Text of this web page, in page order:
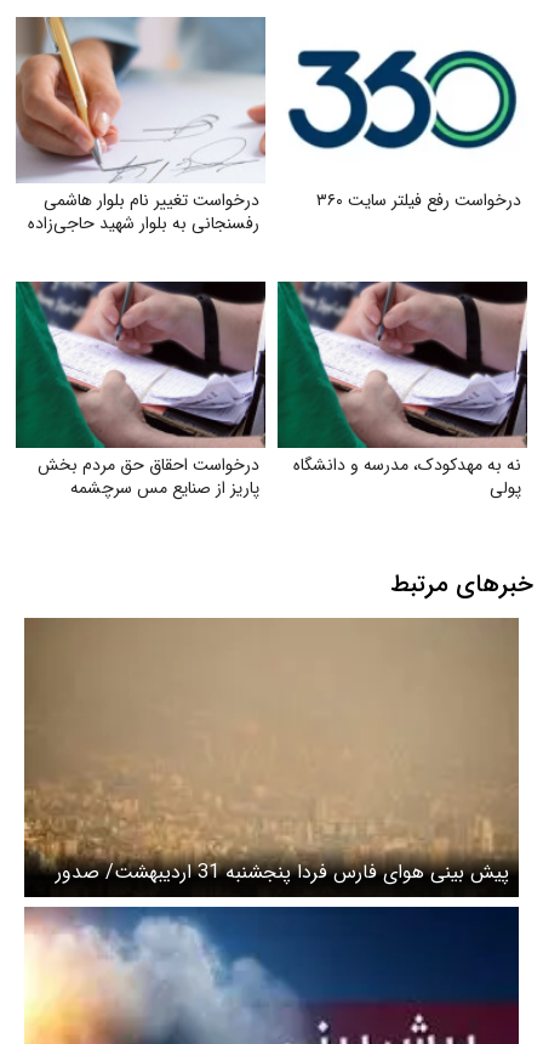
درخواست رفع فیلتر سایت ۳۶۰
درخواست تغییر نام بلوار هاشمی
رفسنجانی به بلوار شهید حاجی‌زاده
نه به مهدکودک، مدرسه و دانشگاه
پولی
درخواست احقاق حق مردم بخش
پاریز از صنایع مس سرچشمه
خبرهای مرتبط
پیش بینی هوای فارس فردا پنجشنبه 31 اردیبهشت/ صدور
هشدار آلودگی سطح نارنجی شماره ۲